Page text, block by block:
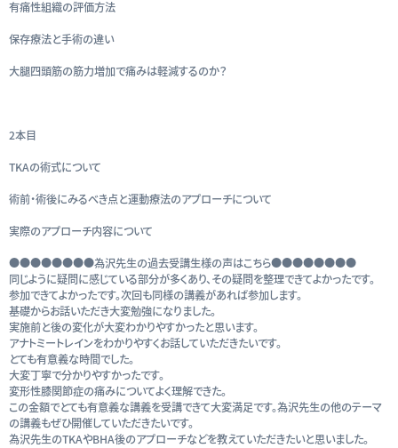
有痛性組織の評価方法
保存療法と手術の違い
大腿四頭筋の筋力増加で痛みは軽減するのか？
2本目
TKAの術式について
術前・術後にみるべき点と運動療法のアプローチについて
実際のアプローチ内容について
●●●●●●●●為沢先生の過去受講生様の声はこちら●●●●●●●●
同じように疑問に感じている部分が多くあり、その疑問を整理できてよかったです。
参加できてよかったです。次回も同様の講義があれば参加します。
基礎からお話いただき大変勉強になりました。
実施前と後の変化が大変わかりやすかったと思います。
アナトミートレインをわかりやすくお話していただきたいです。
とても有意義な時間でした。
大変丁寧で分かりやすかったです。
変形性膝関節症の痛みについてよく理解できた。
この金額でとても有意義な講義を受講できて大変満足です。為沢先生の他のテーマ
の講義もぜひ開催していただきたいです。
為沢先生のTKAやBHA後のアプローチなどを教えていただきたいと思いました。